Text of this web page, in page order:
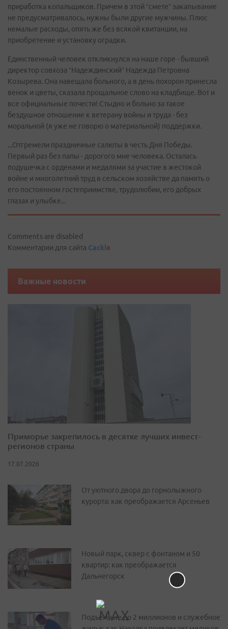
приработка копальщиков. Причем в этой “смете” закапывание
не предусматривалось, нужны были другие мужчины. Плюс
немалые расходы, опять же без всякой квитанции, на
приобретение и установку оградки.
Единственный человек откликнулся на наше горе - бывший
директор совхоза “Надеждинский” Надежда Петровна
Козырева. Она навещала больного, а в день похорон принесла
венок и цветы, сказала прощальное слово на кладбище. Вот и
все официальные почести! Стыдно и больно за такое
бездушное отношение к ветерану войны и труда - без
моральной (я уже не говорю о материальной) поддержки.
...Отгремели праздничные салюты в честь Дня Победы.
Первый раз без папы - дорогого мне человека. Осталась
подушечка с орденами и медалями за участие в жестокой
войне и многолетний труд в сельском хозяйстве да память о
его постоянном гостеприимстве, трудолюбии, его добрых
глазах и улыбке...
Comments are disabled
Комментарии для сайта Cackle
Важные новости
Приморье закрепилось в десятке лучших инвест-
регионов страны
17.07.2026
От уютного двора до горнолыжного
курорта: как преображается Арсеньев
Новый парк, сквер с фонтаном и 50
квартир: как преображается
Дальнегорск
Подъемные до 2 миллионов и служебное